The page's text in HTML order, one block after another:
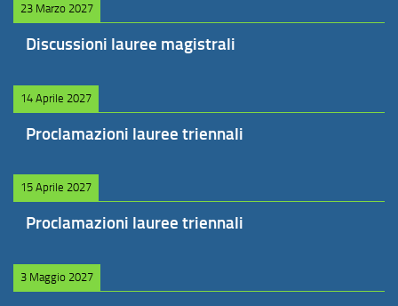
23 Marzo 2027
Discussioni lauree magistrali
14 Aprile 2027
Proclamazioni lauree triennali
15 Aprile 2027
Proclamazioni lauree triennali
3 Maggio 2027